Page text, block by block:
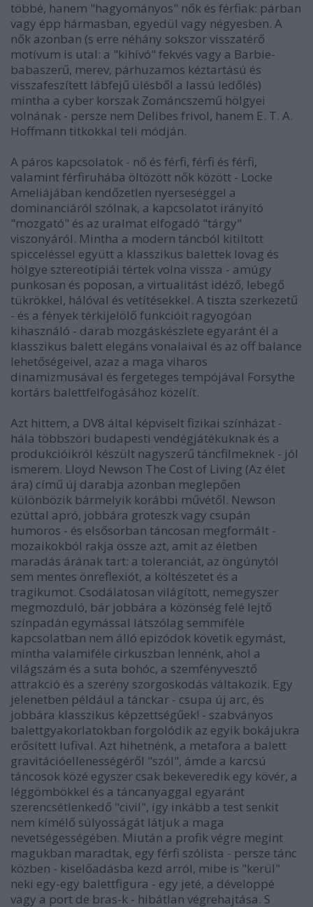
többé, hanem "hagyományos" nők és férfiak: párban
vagy épp hármasban, egyedül vagy négyesben. A
nők azonban (s erre néhány sokszor visszatérő
motívum is utal: a "kihívó" fekvés vagy a Barbie-
babaszerű, merev, párhuzamos kéztartású és
visszafeszített lábfejű ülésből a lassú ledőlés)
mintha a cyber korszak Zománcszemű hölgyei
volnának - persze nem Delibes frivol, hanem E. T. A.
Hoffmann titkokkal teli módján.
A páros kapcsolatok - nő és férfi, férfi és férfi,
valamint férfiruhába öltözött nők között - Locke
Ameliájában kendőzetlen nyerseséggel a
dominanciáról szólnak, a kapcsolatot irányító
"mozgató" és az uralmat elfogadó "tárgy"
viszonyáról. Mintha a modern táncból kitiltott
spicceléssel együtt a klasszikus balettek lovag és
hölgye sztereotípiái tértek volna vissza - amúgy
punkosan és poposan, a virtualitást idéző, lebegő
tükrökkel, hálóval és vetítésekkel. A tiszta szerkezetű
- és a fények térkijelölő funkcióit ragyogóan
kihasználó - darab mozgáskészlete egyaránt él a
klasszikus balett elegáns vonalaival és az off balance
lehetőségeivel, azaz a maga viharos
dinamizmusával és fergeteges tempójával Forsythe
kortárs balettfelfogásához közelít.
Azt hittem, a DV8 által képviselt fizikai színházat -
hála többszöri budapesti vendégjátékuknak és a
produkcióikról készült nagyszerű táncfilmeknek - jól
ismerem. Lloyd Newson The Cost of Living (Az élet
ára) című új darabja azonban meglepően
különbözik bármelyik korábbi művétől. Newson
ezúttal apró, jobbára groteszk vagy csupán
humoros - és elsősorban táncosan megformált -
mozaikokból rakja össze azt, amit az életben
maradás árának tart: a toleranciát, az öngúnytól
sem mentes önreflexiót, a költészetet és a
tragikumot. Csodálatosan világított, nemegyszer
megmozduló, bár jobbára a közönség felé lejtő
színpadán egymással látszólag semmiféle
kapcsolatban nem álló epizódok követik egymást,
mintha valamiféle cirkuszban lennénk, ahol a
világszám és a suta bohóc, a szemfényvesztő
attrakció és a szerény szorgoskodás váltakozik. Egy
jelenetben például a tánckar - csupa új arc, és
jobbára klasszikus képzettségűek! - szabványos
balettgyakorlatokban forgolódik az egyik bokájukra
erősített lufival. Azt hihetnénk, a metafora a balett
gravitációellenességéről "szól", ámde a karcsú
táncosok közé egyszer csak bekeveredik egy kövér, a
léggömbökkel és a táncanyaggal egyaránt
szerencsétlenkedő "civil", így inkább a test senkit
nem kímélő súlyosságát látjuk a maga
nevetségességében. Miután a profik végre megint
magukban maradtak, egy férfi szólista - persze tánc
közben - kiselőadásba kezd arról, mibe is "kerül"
neki egy-egy balettfigura - egy jeté, a développé
vagy a port de bras-k - hibátlan végrehajtása. S